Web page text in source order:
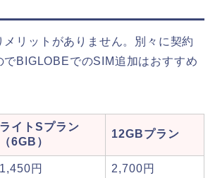
リットがありません。別々に契約
でBIGLOBEでのSIM追加はおすすめ
ライトSプラン
（6GB）
12GBプラン
1,450円 2,700円